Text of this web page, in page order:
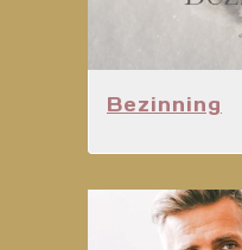
Bezinning